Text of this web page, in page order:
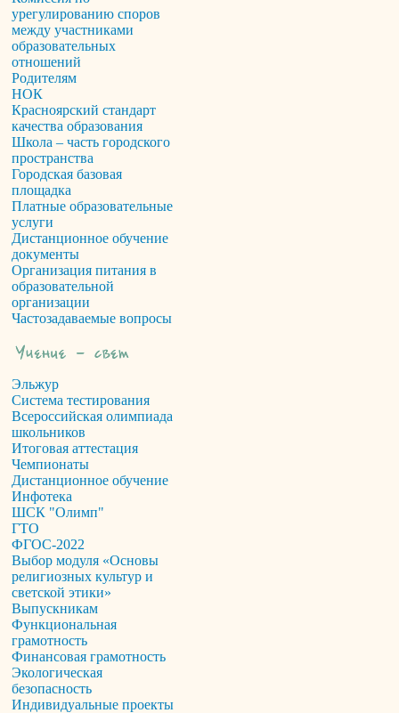
урегулированию споров
между участниками
образовательных
отношений
Родителям
НОК
Красноярский стандарт
качества образования
Школа – часть городского
пространства
Городская базовая
площадка
Платные образовательные
услуги
Дистанционное обучение
документы
Организация питания в
образовательной
организации
Частозадаваемые вопросы
Эльжур
Система тестирования
Всероссийская олимпиада
школьников
Итоговая аттестация
Чемпионаты
Дистанционное обучение
Инфотека
ШСК "Олимп"
ГТО
ФГОС-2022
Выбор модуля «Основы
религиозных культур и
светской этики»
Выпускникам
Функциональная
грамотность
Финансовая грамотность
Экологическая
безопасность
Индивидуальные проекты